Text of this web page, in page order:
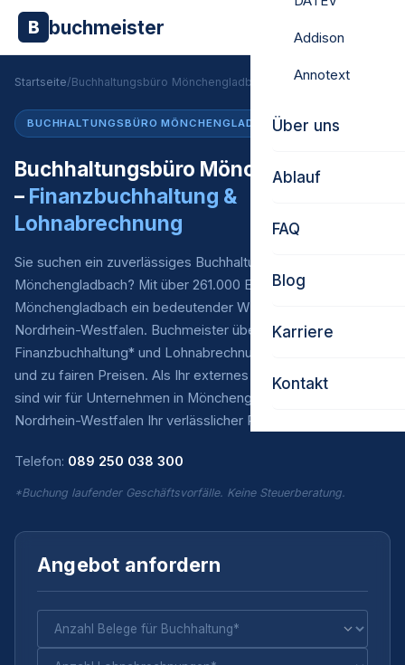
B buchmeister Addison
Annotext
Über uns
Ablauf
FAQ
Blog
Karriere
Kontakt
Startseite/Buchhaltungsbüro Mönchengladbach
BUCHHALTUNGSBÜRO MÖNCHENGLADBACH
Buchhaltungsbüro Mönchengladbach
– Finanzbuchhaltung &
Lohnabrechnung
Sie suchen ein zuverlässiges Buchhaltungsbüro in
Mönchengladbach? Mit über 261.000 Einwohnern ist
Mönchengladbach ein bedeutender Wirtschaftsstandort in
Nordrhein-Westfalen. Buchmeister übernimmt Ihre laufende
Finanzbuchhaltung* und Lohnabrechnung – digital, persönlich
und zu fairen Preisen. Als Ihr externes Buchhaltungsbüro
sind wir für Unternehmen in Mönchengladbach und ganz
Nordrhein-Westfalen Ihr verlässlicher Partner.
Telefon: 089 250 038 300
*Buchung laufender Geschäftsvorfälle. Keine Steuerberatung.
Angebot anfordern